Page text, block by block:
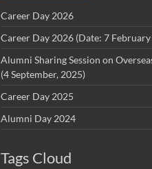
Career Day 2026
Career Day 2026 (Date: 7
Alumni Sharing Session on
(4 September, 2025)
Career Day 2025
Alumni Day 2024
Tags Cloud